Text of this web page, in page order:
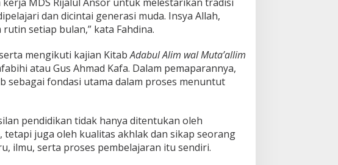
dan dicintai generasi muda. Insya Allah,
setiap bulan,” kata Fahdina.
mengikuti kajian KitabAdabul Alim wal Muta’allim
atau Gus Ahmad Kafa. Dalam pemaparannya,
sebagai fondasi utama dalam proses menuntut
pendidikan tidak hanya ditentukan oleh
juga oleh kualitas akhlak dan sikap seorang
ilmu, serta proses pembelajaran itu sendiri.